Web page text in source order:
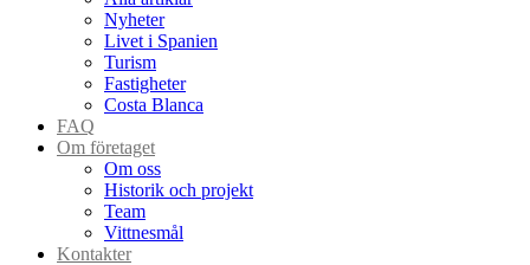
Nyheter
Livet i Spanien
Turism
Fastigheter
Costa Blanca
FAQ
Om företaget
Om oss
Historik och projekt
Team
Vittnesmål
Kontakter